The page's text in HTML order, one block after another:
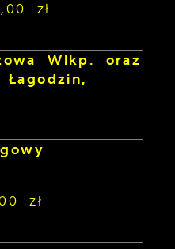
zł
Wlkp. oraz
zł